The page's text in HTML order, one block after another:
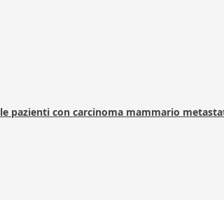
pazienti con carcinoma mammario